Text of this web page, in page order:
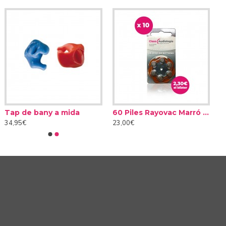
molt més els sons dels costats i prioritzen
aquests sistemes mitjançant l'aplicació ReSound
Tap de bany a mida
34,95€
60 Piles Rayovac Marró tipus 312 (10 packs)
23,00€